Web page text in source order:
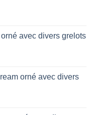
avec divers grelots
orné avec divers